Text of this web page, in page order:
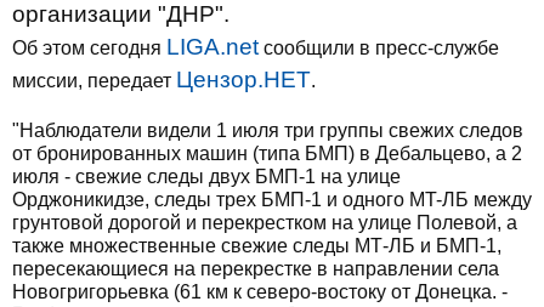
организации "ДНР".
Об этом сегодня LIGA.net сообщили в пресс-службе
миссии, передает Цензор.НЕТ.
"Наблюдатели видели 1 июля три группы свежих следов
от бронированных машин (типа БМП) в Дебальцево, а 2
июля - свежие следы двух БМП-1 на улице
Орджоникидзе, следы трех БМП-1 и одного MT-ЛБ между
грунтовой дорогой и перекрестком на улице Полевой, а
также множественные свежие следы МТ-ЛБ и БМП-1,
пересекающиеся на перекрестке в направлении села
Новогригорьевка (61 км к северо-востоку от Донецка. -